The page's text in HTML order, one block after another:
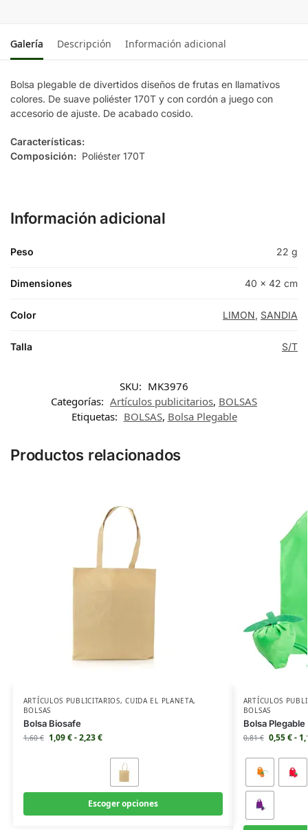
Galería Descripción Información adicional
Bolsa plegable de divertidos diseños de frutas en llamativos
colores. De suave poliéster 170T y con cordón a juego con
accesorio de ajuste. De acabado cosido.
Características:
Composición: Poliéster 170T
Información adicional
Peso 22 g
Dimensiones 40 × 42 cm
Color LIMON, SANDIA
Talla S/T
SKU: MK3976
Categorías: Artículos publicitarios, BOLSAS
Etiquetas: BOLSAS, Bolsa Plegable
Productos relacionados
ARTÍCULOS PUBLICITARIOS,CUIDA EL PLANETA,
BOLSAS
Bolsa Biosafe
1,60€ 1,09€-2,23€
Escoger opciones
ARTÍCULOS
BOLSAS
Bolsa Plegable
0,81€ 0,55€-